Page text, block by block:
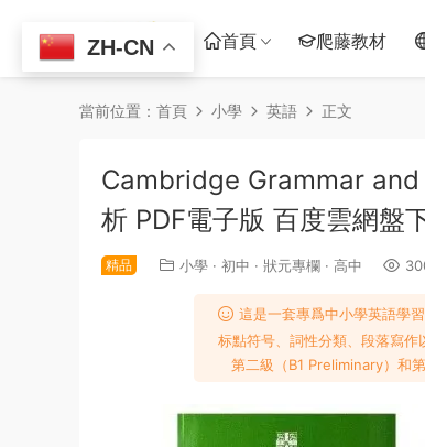
首頁 爬藤教材
當前位置： 首頁 小學 英語 正文
Cambridge Grammar
析 PDF電子版 百度雲網盤
精品 小學 · 初中 · 狀元專欄 · 高中
這是一套專爲中小學英語學
标點符号、詞性分類、段落寫作
第二級（B1 Preliminary）和
ZH-CN